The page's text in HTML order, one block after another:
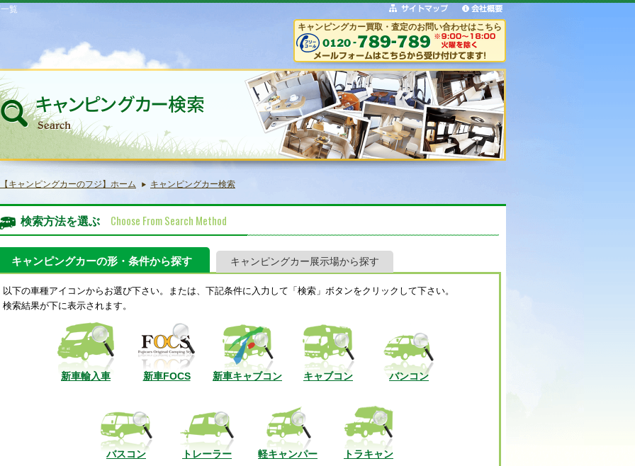
覧
キャンピングカー買取・査定のお問い合わせはこちら
【キャンピングカーのフジ】ホーム キャンピングカー検索
検索方法を選ぶ Choose From Search Method
キャンピングカーの形・条件から探す キャンピングカー展示場から探す
以下の車種アイコンからお選び下さい。または、下記条件に入力して「検索」ボタンをクリックして下さい。
検索結果が下に表示されます。
新車輸入車 新車FOCS 新車キャブコン キャブコン バンコン
バスコン トレーラー 軽キャンパー トラキャン